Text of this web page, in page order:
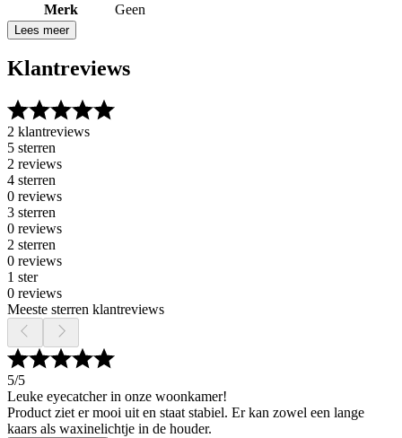
Merk
Geen
Lees meer
Klantreviews
2 klantreviews
5 sterren
2 reviews
4 sterren
0 reviews
3 sterren
0 reviews
2 sterren
0 reviews
1 ster
0 reviews
Meeste sterren klantreviews
5/5
Leuke eyecatcher in onze woonkamer!
Product ziet er mooi uit en staat stabiel. Er kan zowel een lange
kaars als waxinelichtje in de houder.